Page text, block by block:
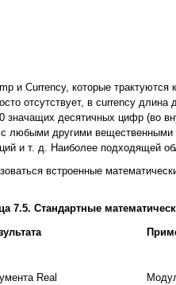
и Currency, которые
отсутствует, в currency
десятичных цифр (во
любыми другими
и т. д. Наиболее подходящей
встроенные
7.5. Стандартные
Real